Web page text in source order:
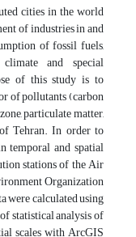
cities in the world
of industries in and
of fossil fuels,
and special
of this study is to
of pollutants (carbon
particulate matter,
Tehran. In order to
temporal and spatial
stations of the Air
Organization
were calculated using
statistical analysis of